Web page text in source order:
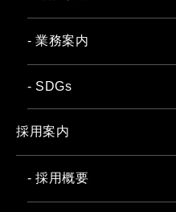
- 業務案内
- SDGs
採用案内
- 採用概要